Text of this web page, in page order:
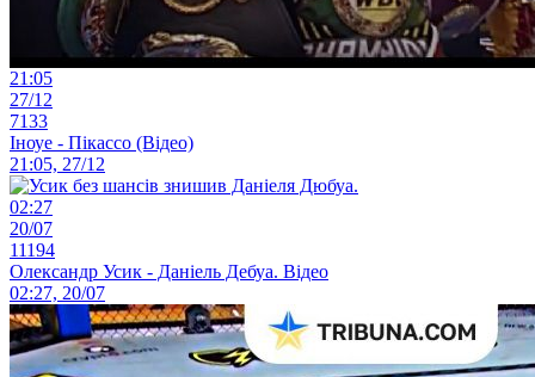
21:05
27/12
7133
Іноуе - Пікассо (Відео)
21:05, 27/12
02:27
20/07
11194
Олександр Усик - Даніель Дебуа. Відео
02:27, 20/07